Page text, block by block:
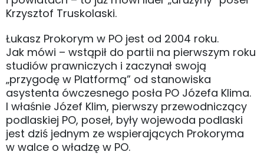
Krzysztof Truskolaski.
Łukasz Prokorym w PO jest od 2004 roku.
Jak mówi – wstąpił do partii na pierwszym roku
studiów prawniczych i zaczynał swoją
„przygodę w Platformą” od stanowiska
asystenta ówczesnego posła PO Józefa Klima.
I właśnie Józef Klim, pierwszy przewodniczący
podlaskiej PO, poseł, były wojewoda podlaski
jest dziś jednym ze wspierających Prokoryma
w walce o władzę w PO.